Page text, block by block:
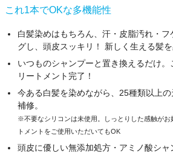
これ1本でOKな多機能性
白髪染めはもちろん、汗・皮脂汚れ・
グし、頭皮スッキリ！ 新しく生える髪
いつものシャンプーと置き換えるだけ。
リートメント完了！
今ある白髪を染めながら、25種類以上
補修。
※不要なシリコンは未使用。しっとりした感触がお
トメントをご使用いただいてもOK
頭皮に優しい無添加処方・アミノ酸シャ